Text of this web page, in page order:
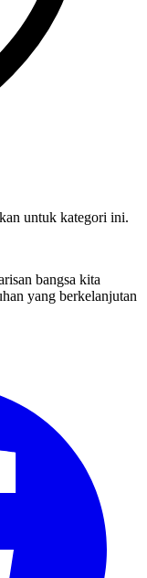
untuk kategori ini.
bangsa kita
yang berkelanjutan